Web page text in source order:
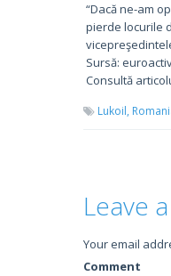
“Dacă ne-am
pierde locurile
Sursă:
Consultă
Lukoil,
Leave
Your email
Comment